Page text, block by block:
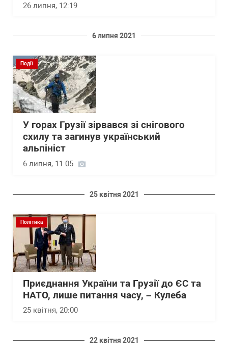
26 липня, 12:19
6 липня 2021
Події
У горах Грузії зірвався зі снігового
схилу та загинув український
альпініст
6 липня, 11:05
25 квітня 2021
Політика
Приєднання України та Грузії до ЄС та
НАТО, лише питання часу, – Кулеба
25 квітня, 20:00
22 квітня 2021